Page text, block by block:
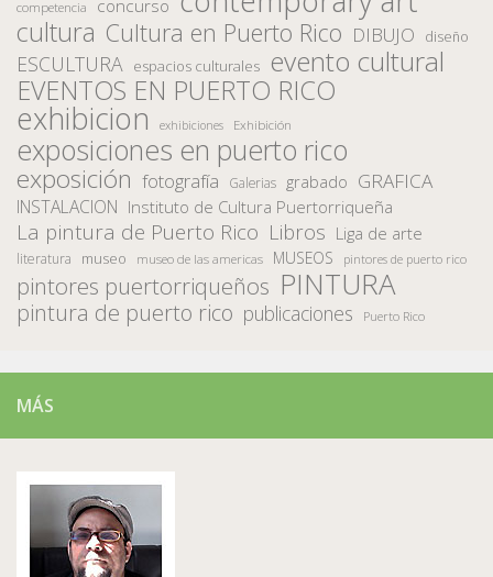
competencia concurso
cultura Cultura en Puerto Rico DIBUJO diseño
ESCULTURA espacios culturales evento cultural
EVENTOS EN PUERTO RICO
exhibicion exhibiciones Exhibición
exposiciones en puerto rico
exposición fotografía Galerias grabado GRAFICA
INSTALACION Instituto de Cultura Puertorriqueña
La pintura de Puerto Rico Libros Liga de arte
literatura museo museo de las americas MUSEOS pintores de puerto rico
pintores puertorriqueños PINTURA
pintura de puerto rico publicaciones Puerto Rico
MÁS